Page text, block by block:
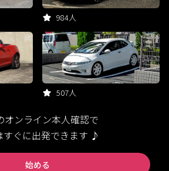
984人
507人
オンライン本人確認で
すぐに出発できます ♪
始める